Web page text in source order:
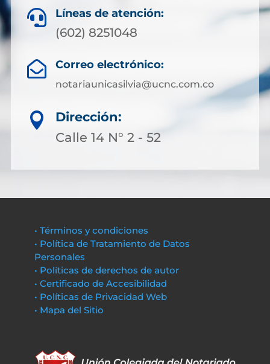
 Líneas de atención:
(602) 8251048
 Correo electrónico:
notariaunicasilvia@ucnc.com.co

Dirección:
Calle 14 N° 2 - 52
• Términos y condiciones
• Política de Tratamiento de Datos
Personales
• Políticas de derechos de autor
• Certificado de Accesibilidad
• Políticas de Privacidad Web
• Mapa del Sitio